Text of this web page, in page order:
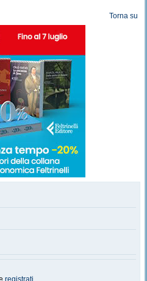
Torna su
registrati